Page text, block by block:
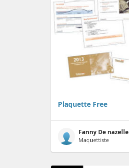
Plaquette Free
Fanny De nazelle
Maquettiste